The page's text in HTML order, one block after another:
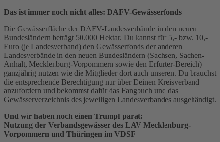
Das ist immer noch nicht alles: DAFV-Gewässerfonds
Die Gewässerfläche der DAFV-Landesverbände in den neuen
Bundesländern beträgt 50.000 Hektar. Du kannst für 5,- bzw. 10,-
Euro (je Landesverband) den Gewässerfonds der anderen
Landesverbände in den neuen Bundesländern (Sachsen, Sachen-
Anhalt, Mecklenburg-Vorpommern sowie den Erfurter-Bereich)
ganzjährig nutzen wie die Mitglieder dort auch unseren. Du brauchst
die entsprechende Berechtigung nur über Deinen Kreisverband
anzufordern und bekommst dafür das Fangbuch und das
Gewässerverzeichnis des jeweiligen Landesverbandes ausgehändigt.
Und wir haben noch einen Trumpf parat:
Nutzung der Verbandsgewässer des LAV Mecklenburg-
Vorpommern und Thüringen im VDSF